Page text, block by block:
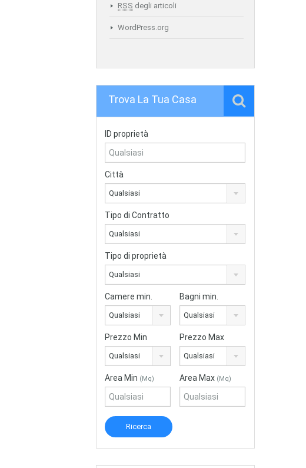
RSS degli articoli
WordPress.org
Trova La Tua Casa
ID proprietà
Città
Qualsiasi
Tipo di Contratto
Qualsiasi
Tipo di proprietà
Qualsiasi
Camere min.
Qualsiasi
Bagni min.
Qualsiasi
Prezzo Min
Qualsiasi
Prezzo Max
Qualsiasi
Area Min (Mq) Area Max (Mq)